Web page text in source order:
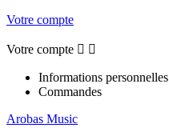
Votre compte
Votre compte  
Informations personnelles
Commandes
Arobas Music